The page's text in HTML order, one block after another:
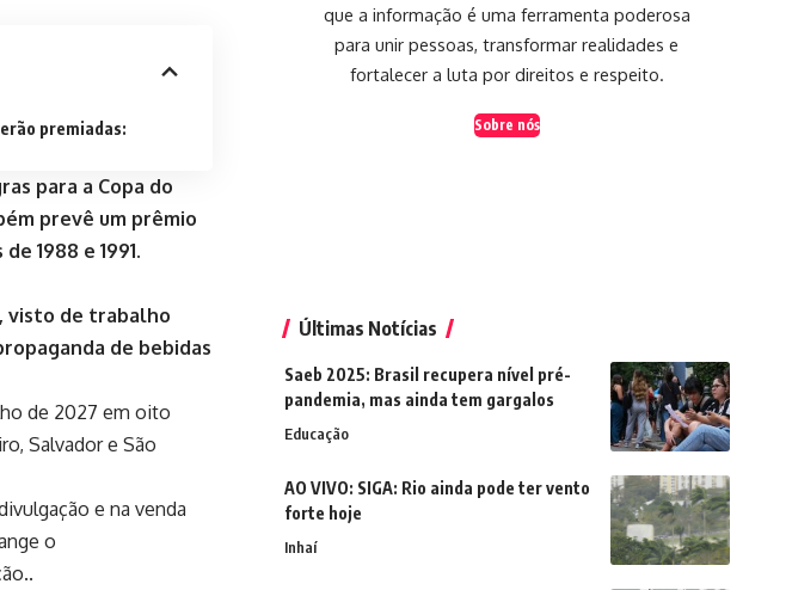
premiadas:
para a Copa do
prevê um prêmio
1988 e 1991.
visto de trabalho
de bebidas
de 2027 em oito
Salvador e São
e na venda
o
que a informação é uma ferramenta poderosa
para unir pessoas, transformar realidades e
fortalecer a luta por direitos e respeito.
Sobre nós
Últimas Notícias
Saeb 2025: Brasil recupera nível pré-
pandemia, mas ainda tem gargalos
Educação
AO VIVO: SIGA: Rio ainda pode ter vento
forte hoje
Inhaí